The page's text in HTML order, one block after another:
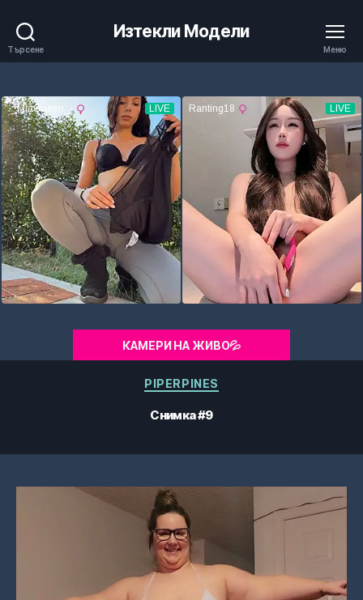
Търсене
Изтекли Модели
Меню
КАМЕРИ НА ЖИВО💦
Категории
PIPERPINES
Снимка #9